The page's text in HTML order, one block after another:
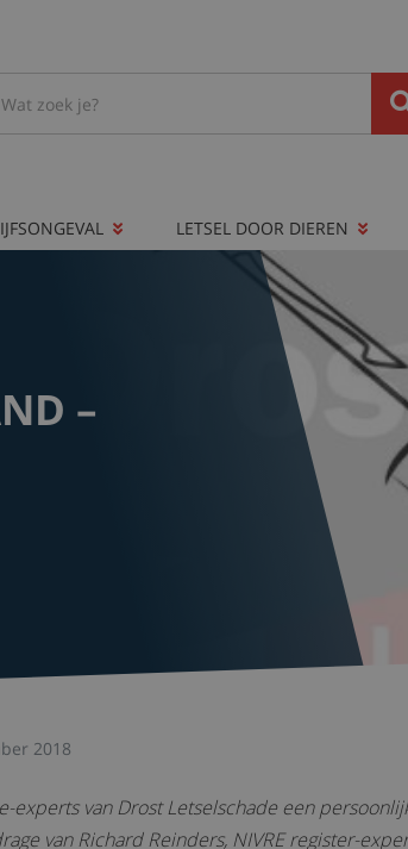
LETSEL DOOR DIEREN
–
2018
experts van Drost Letselschade een
van Richard Reinders, NIVRE register-